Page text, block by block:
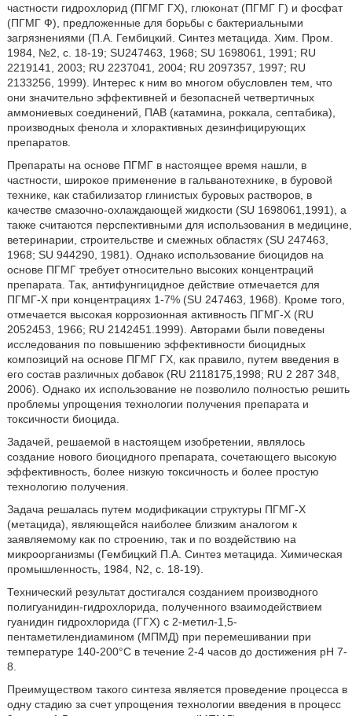
частности гидрохлорид (ПГМГ ГХ), глюконат (ПГМГ Г) и фосфат
(ПГМГ Ф), предложенные для борьбы с бактериальными
загрязнениями (П.А. Гембицкий. Синтез метацида. Хим. Пром.
1984, №2, с. 18-19; SU247463, 1968; SU 1698061, 1991; RU
2219141, 2003; RU 2237041, 2004; RU 2097357, 1997; RU
2133256, 1999). Интерес к ним во многом обусловлен тем, что
они значительно эффективней и безопасней четвертичных
аммониевых соединений, ПАВ (катамина, роккала, септабика),
производных фенола и хлорактивных дезинфицирующих
препаратов.
Препараты на основе ПГМГ в настоящее время нашли, в
частности, широкое применение в гальванотехнике, в буровой
технике, как стабилизатор глинистых буровых растворов, в
качестве смазочно-охлаждающей жидкости (SU 1698061,1991), а
также считаются перспективными для использования в медицине,
ветеринарии, строительстве и смежных областях (SU 247463,
1968; SU 944290, 1981). Однако использование биоцидов на
основе ПГМГ требует относительно высоких концентраций
препарата. Так, антифунгицидное действие отмечается для
ПГМГ-Х при концентрациях 1-7% (SU 247463, 1968). Кроме того,
отмечается высокая коррозионная активность ПГМГ-Х (RU
2052453, 1966; RU 2142451.1999). Авторами были поведены
исследования по повышению эффективности биоцидных
композиций на основе ПГМГ ГХ, как правило, путем введения в
его состав различных добавок (RU 2118175,1998; RU 2 287 348,
2006). Однако их использование не позволило полностью решить
проблемы упрощения технологии получения препарата и
токсичности биоцида.
Задачей, решаемой в настоящем изобретении, являлось
создание нового биоцидного препарата, сочетающего высокую
эффективность, более низкую токсичность и более простую
технологию получения.
Задача решалась путем модификации структуры ПГМГ-Х
(метацида), являющейся наиболее близким аналогом к
заявляемому как по строению, так и по воздействию на
микроорганизмы (Гембицкий П.А. Синтез метацида. Химическая
промышленность, 1984, N2, с. 18-19).
Технический результат достигался созданием производного
полигуанидин-гидрохлорида, полученного взаимодействием
гуанидин гидрохлорида (ГГХ) с 2-метил-1,5-
пентаметилендиамином (МПМД) при перемешивании при
температуре 140-200°С в течение 2-4 часов до достижения рН 7-
8.
Преимуществом такого синтеза является проведение процесса в
одну стадию за счет упрощения технологии введения в процесс